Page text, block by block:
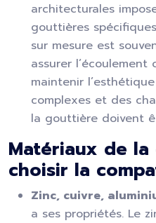
architecturales
gouttières
sur mesure est
assurer l’écoulement
maintenir
complexes et des
la gouttière doivent
Matériaux de
choisir la
Zinc, cuivre,
a ses propriétés. Le